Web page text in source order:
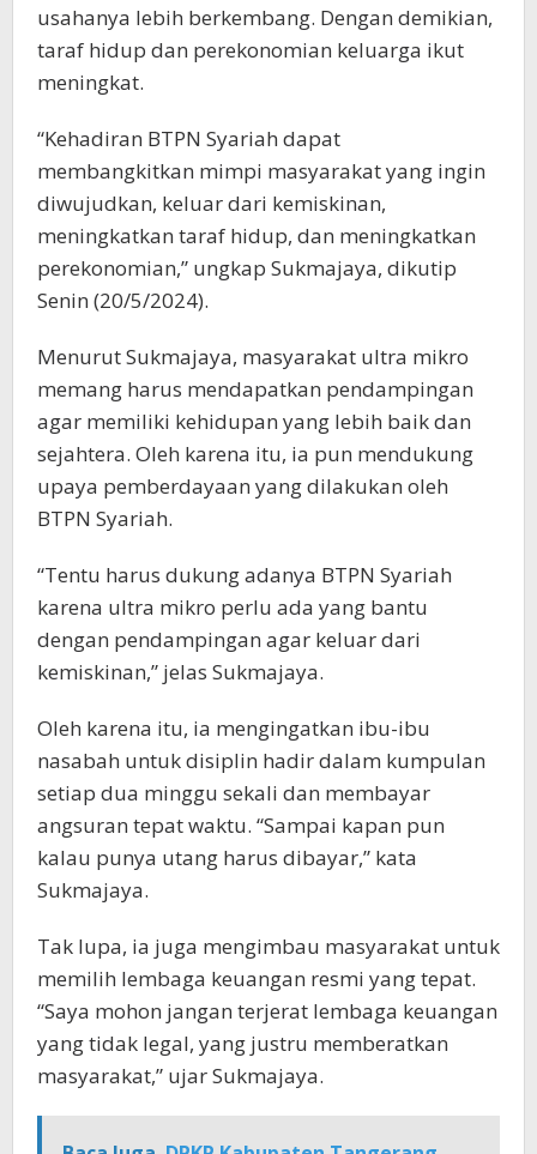
usahanya lebih berkembang. Dengan demikian,
taraf hidup dan perekonomian keluarga ikut
meningkat.
“Kehadiran BTPN Syariah dapat
membangkitkan mimpi masyarakat yang ingin
diwujudkan, keluar dari kemiskinan,
meningkatkan taraf hidup, dan meningkatkan
perekonomian,” ungkap Sukmajaya, dikutip
Senin (20/5/2024).
Menurut Sukmajaya, masyarakat ultra mikro
memang harus mendapatkan pendampingan
agar memiliki kehidupan yang lebih baik dan
sejahtera. Oleh karena itu, ia pun mendukung
upaya pemberdayaan yang dilakukan oleh
BTPN Syariah.
“Tentu harus dukung adanya BTPN Syariah
karena ultra mikro perlu ada yang bantu
dengan pendampingan agar keluar dari
kemiskinan,” jelas Sukmajaya.
Oleh karena itu, ia mengingatkan ibu-ibu
nasabah untuk disiplin hadir dalam kumpulan
setiap dua minggu sekali dan membayar
angsuran tepat waktu. “Sampai kapan pun
kalau punya utang harus dibayar,” kata
Sukmajaya.
Tak lupa, ia juga mengimbau masyarakat untuk
memilih lembaga keuangan resmi yang tepat.
“Saya mohon jangan terjerat lembaga keuangan
yang tidak legal, yang justru memberatkan
masyarakat,” ujar Sukmajaya.